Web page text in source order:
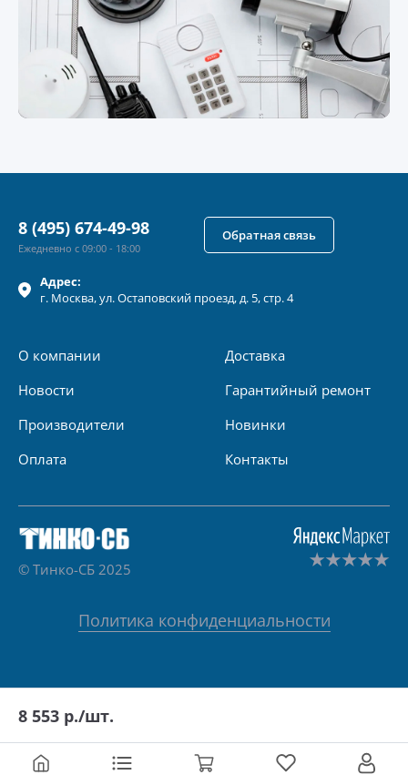
8 553 р./шт.
Адрес:
г. Москва, ул.Остаповский проезд, д. 5, стр. 4
О компании
Новости
Производители
Оплата
Доставка
Гарантийный ремонт
Новинки
Контакты
8 (495) 674-49-98
Ежедневно с 09:00 - 18:00
Обратная связь
© Тинко-СБ 2025
Политика конфиденциальности